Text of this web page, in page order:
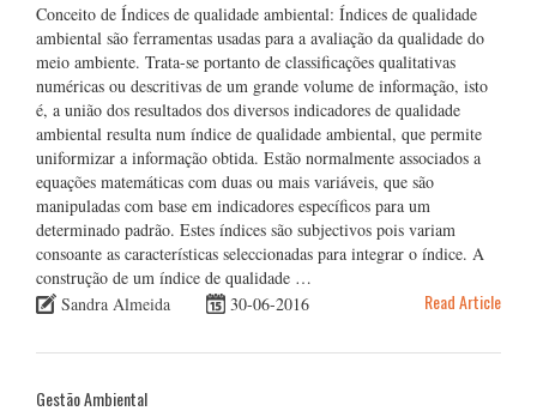
Conceito de Índices de qualidade ambiental: Índices de qualidade
ambiental são ferramentas usadas para a avaliação da qualidade do
meio ambiente. Trata-se portanto de classificações qualitativas
numéricas ou descritivas de um grande volume de informação, isto
é, a união dos resultados dos diversos indicadores de qualidade
ambiental resulta num índice de qualidade ambiental, que permite
uniformizar a informação obtida. Estão normalmente associados a
equações matemáticas com duas ou mais variáveis, que são
manipuladas com base em indicadores específicos para um
determinado padrão. Estes índices são subjectivos pois variam
consoante as características seleccionadas para integrar o índice. A
construção de um índice de qualidade …
Sandra Almeida
30-06-2016 Read Article
Gestão Ambiental